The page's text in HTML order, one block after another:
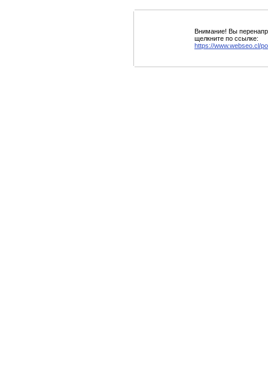
Внимание! Вы
щелкните по ссылке:
https://www.webseo.cl/